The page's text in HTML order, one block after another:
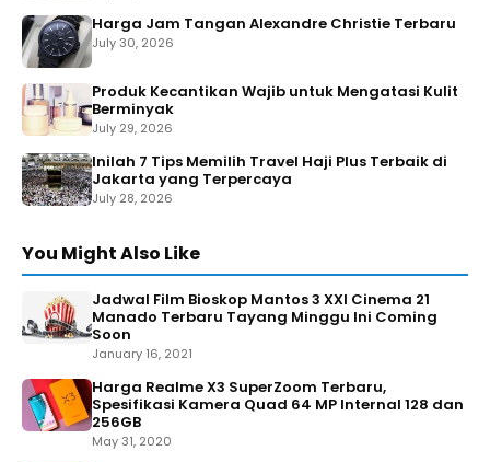
Harga Jam Tangan Alexandre Christie Terbaru
July 30, 2026
Produk Kecantikan Wajib untuk Mengatasi Kulit
Berminyak
July 29, 2026
Inilah 7 Tips Memilih Travel Haji Plus Terbaik di
Jakarta yang Terpercaya
July 28, 2026
You Might Also Like
Jadwal Film Bioskop Mantos 3 XXI Cinema 21
Manado Terbaru Tayang Minggu Ini Coming
Soon
January 16, 2021
Harga Realme X3 SuperZoom Terbaru,
Spesifikasi Kamera Quad 64 MP Internal 128 dan
256GB
May 31, 2020